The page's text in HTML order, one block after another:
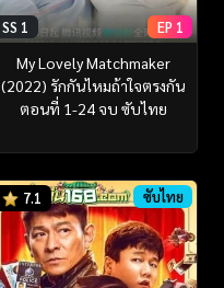
SS 1 EP 1
My Lovely Matchmaker
(2022) รักกันไหมถ้าใจตรงกัน
ตอนที่ 1-24 จบ ซับไทย
7.1 ซับไทย